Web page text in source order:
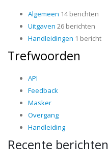
Algemeen 14 berichten
Uitgaven 26 berichten
Handleidingen 1 bericht
Trefwoorden
API
Feedback
Masker
Overgang
Handleiding
Recente berichten